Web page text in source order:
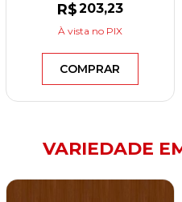
R$203,23
À vista no PIX
COMPRAR
VARIEDADE